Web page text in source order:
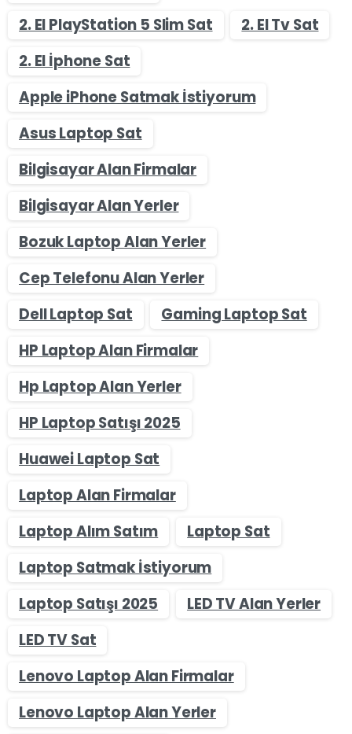
2. El PlayStation 5 Slim Sat
2. El Tv Sat
2. El İphone Sat
Apple iPhone Satmak İstiyorum
Asus Laptop Sat
Bilgisayar Alan Firmalar
Bilgisayar Alan Yerler
Bozuk Laptop Alan Yerler
Cep Telefonu Alan Yerler
Dell Laptop Sat
Gaming Laptop Sat
HP Laptop Alan Firmalar
Hp Laptop Alan Yerler
HP Laptop Satışı 2025
Huawei Laptop Sat
Laptop Alan Firmalar
Laptop Alım Satım
Laptop Sat
Laptop Satmak İstiyorum
Laptop Satışı 2025
LED TV Alan Yerler
LED TV Sat
Lenovo Laptop Alan Firmalar
Lenovo Laptop Alan Yerler